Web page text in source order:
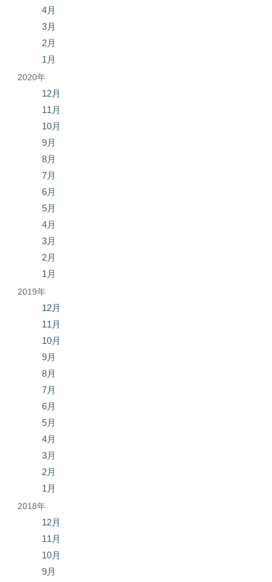
4月
3月
2月
1月
2020年
12月
11月
10月
9月
8月
7月
6月
5月
4月
3月
2月
1月
2019年
12月
11月
10月
9月
8月
7月
6月
5月
4月
3月
2月
1月
2018年
12月
11月
10月
9月